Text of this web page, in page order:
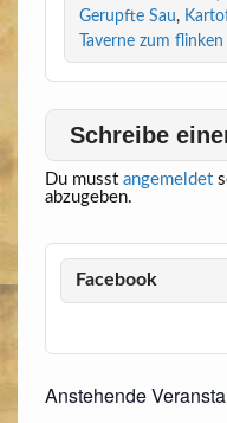
Gerupfte Sau,
Taverne zum flinken
Schreibe
Du musst angemeldet
abzugeben.
Facebook
Anstehende